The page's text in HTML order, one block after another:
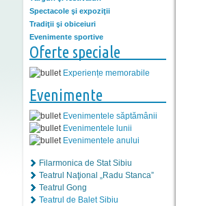
Spectacole şi expoziţii
Tradiţii şi obiceiuri
Evenimente sportive
Oferte speciale
Experiențe memorabile
Evenimente
Evenimentele săptămânii
Evenimentele lunii
Evenimentele anului
Filarmonica de Stat Sibiu
Teatrul Naţional „Radu Stanca”
Teatrul Gong
Teatrul de Balet Sibiu